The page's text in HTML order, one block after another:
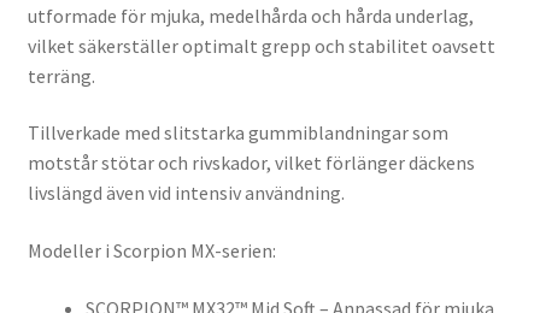
utformade för mjuka, medelhårda och hårda underlag,
vilket säkerställer optimalt grepp och stabilitet oavsett
terräng.
Tillverkade med slitstarka gummiblandningar som
motstår stötar och rivskador, vilket förlänger däckens
livslängd även vid intensiv användning.
Modeller i Scorpion MX-serien:
SCORPION™ MX32™ Mid Soft – Anpassad för mjuka